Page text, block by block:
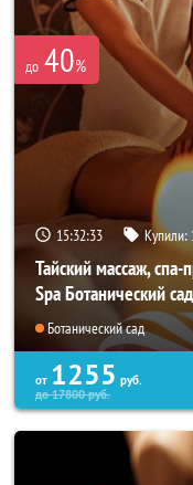
до 40%
15:32:31 Купили:
Тайский массаж,
Spa Ботанический
Ботанический сад
от 1255 руб.
до17800руб.